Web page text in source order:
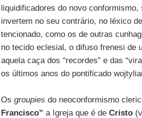
liquidificadores do novo
invertem no seu contrário, no léxico
tencionado, como os de outras
no tecido eclesial, o difuso frenesi de
aquela caça dos “recordes” e das
os últimos anos do pontificado
Os groupies do neoconformismo
Francisco” a Igreja que é de Cristo